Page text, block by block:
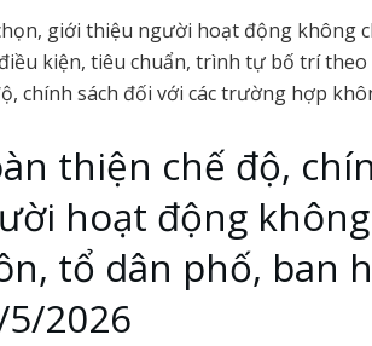
giới thiệu người hoạt động không
kiện, tiêu chuẩn, trình tự bố trí
chính sách đối với các trường hợp
thiện chế độ,
hoạt động
tổ dân phố, ban
2026